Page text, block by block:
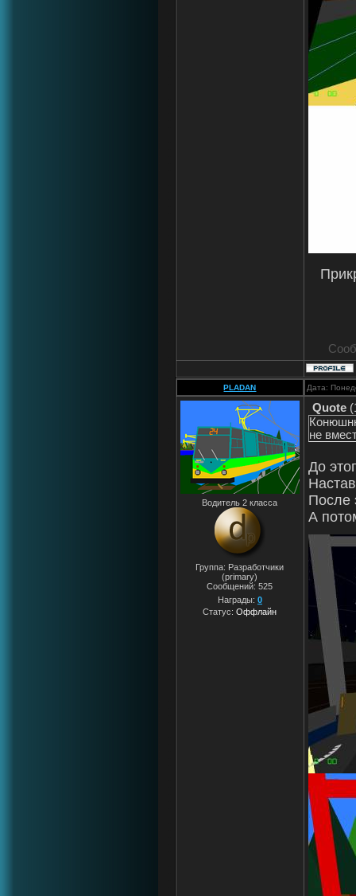
PLADAN Дата:
Водитель 2 класса
Группа: Разработчики
(primary)
Сообщений:525
Награды: 0
Статус:Оффлайн
Quote (
не
До
После
А